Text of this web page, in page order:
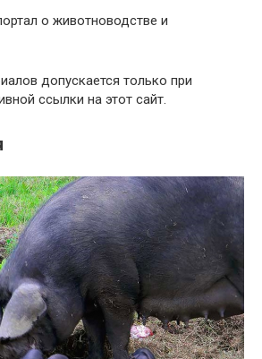
о животноводстве и
допускается только при
ссылки на этот сайт.